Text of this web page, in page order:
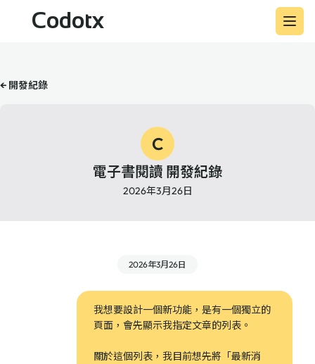
Codotx
← 開發紀錄
C
電子書閱讀 開發紀錄
2026年3月26日
2026年3月26日
我想要設計一個新功能，是有一個獨立的
頁面，會先顯示我指定文章的列表。
關於這個列表，我目前想先將「最新消